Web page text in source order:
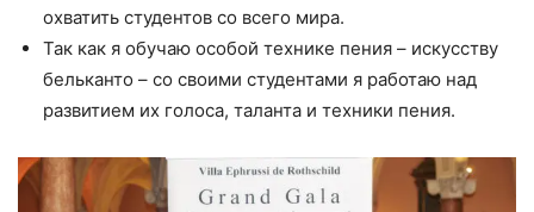
охватить студентов со всего мира.
Так как я обучаю особой технике пения – искусству
бельканто – со своими студентами я работаю над
развитием их голоса, таланта и техники пения.